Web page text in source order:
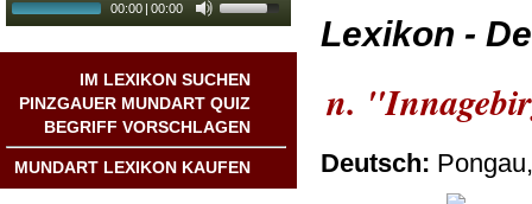
00:00 | 00:00
IM LEXIKON SUCHEN
PINZGAUER MUNDART QUIZ
BEGRIFF VORSCHLAGEN
MUNDART LEXIKON KAUFEN
Lexikon -
n.
Deutsch: